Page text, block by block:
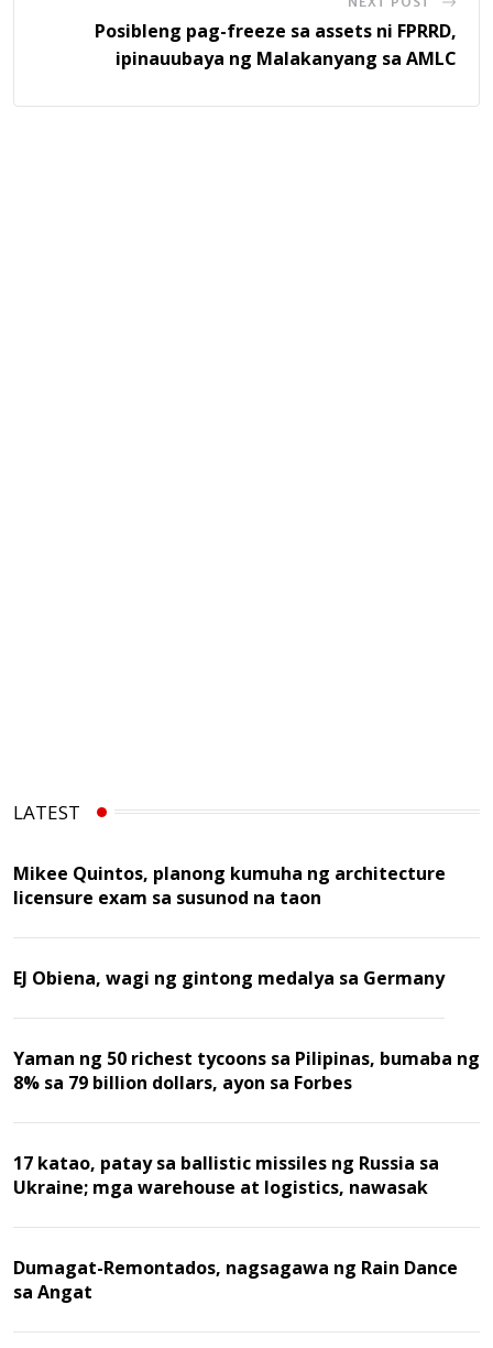
Posibleng pag-freeze sa assets ni FPRRD,
ipinauubaya ng Malakanyang sa AMLC
LATEST
Mikee Quintos, planong kumuha ng architecture
licensure exam sa susunod na taon
EJ Obiena, wagi ng gintong medalya sa Germany
Yaman ng 50 richest tycoons sa Pilipinas, bumaba ng
8% sa 79 billion dollars, ayon sa Forbes
17 katao, patay sa ballistic missiles ng Russia sa
Ukraine; mga warehouse at logistics, nawasak
Dumagat-Remontados, nagsagawa ng Rain Dance
sa Angat